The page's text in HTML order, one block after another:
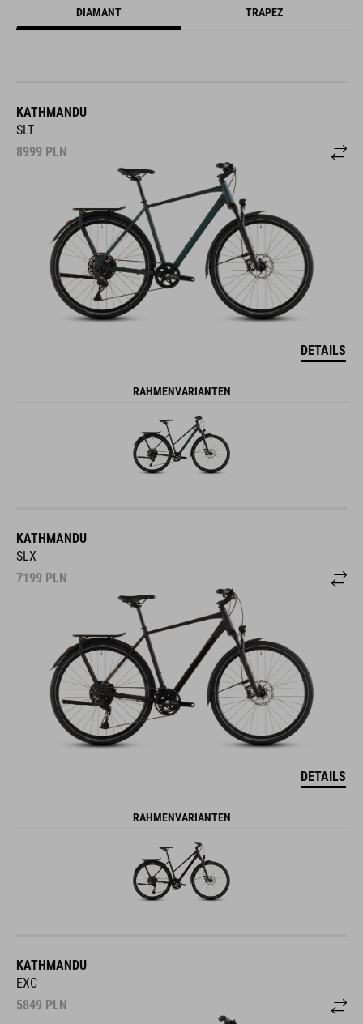
DIAMANT TRAPEZ
KATHMANDU
SLT
8999 PLN
DETAILS
RAHMENVARIANTEN
KATHMANDU
SLX
7199 PLN
DETAILS
RAHMENVARIANTEN
KATHMANDU
EXC
5849 PLN